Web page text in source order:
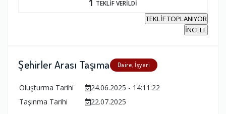
1 TEKLİF VERİLDİ
TEKLİF TOPLANIYOR
İNCELE
Şehirler Arası Taşıma Daire, İşyeri
Oluşturma Tarihi
24.06.2025 - 14:11:22
Taşınma Tarihi
22.07.2025